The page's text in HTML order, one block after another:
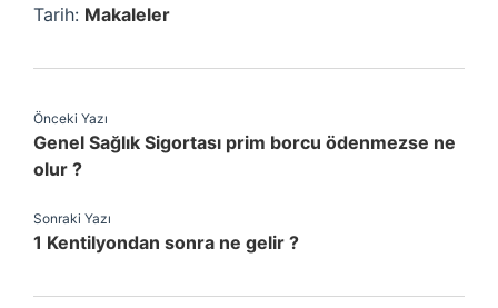
Tarih: Makaleler
Önceki Yazı
Genel Sağlık Sigortası prim borcu ödenmezse ne
olur ?
Sonraki Yazı
1 Kentilyondan sonra ne gelir ?